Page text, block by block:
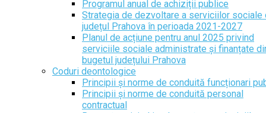
Programul anual de achiziții publice
Strategia de dezvoltare a serviciilor sociale
județul Prahova în perioada 2021-2027
Planul de acțiune pentru anul 2025 privind
serviciile sociale administrate și finanțate
bugetul județului Prahova
Coduri deontologice
Principii și norme de conduită funcționari
Principii și norme de conduită personal
contractual